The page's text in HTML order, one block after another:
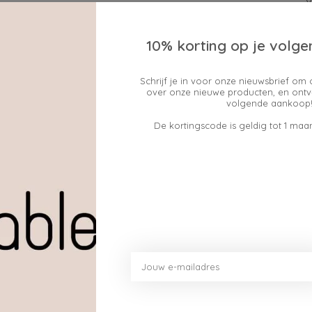
Geen producten
10% korting op je
Schrijf je in voor onze nieuwsbrief om
over onze nieuwe producten, en
volgende
De kortingscode is geldig tot 1